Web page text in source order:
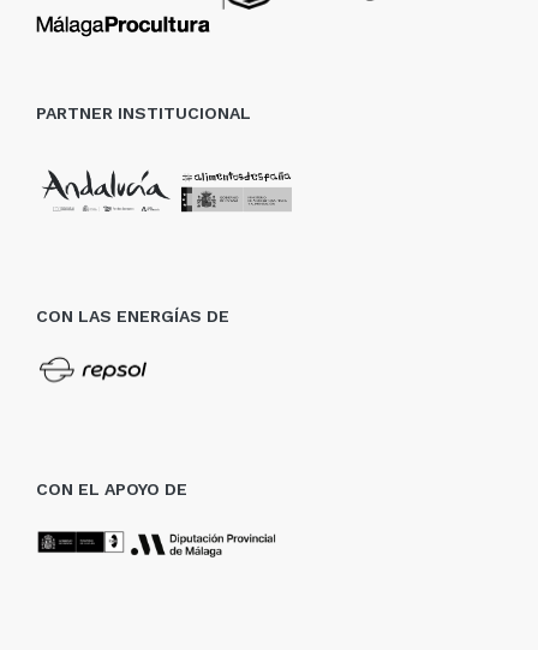
PARTNER INSTITUCIONAL
CON LAS ENERGÍAS DE
CON EL APOYO DE